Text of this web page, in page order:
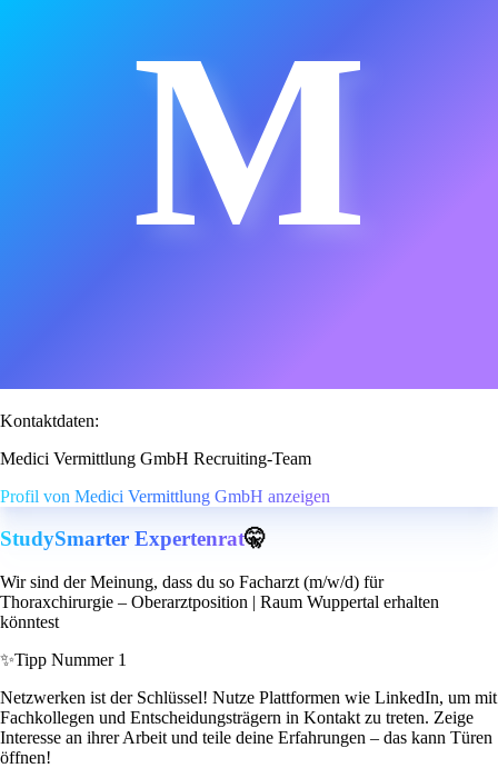
M
Kontaktdaten:
Medici Vermittlung GmbH Recruiting-Team
Profil von Medici Vermittlung GmbH anzeigen
StudySmarter Expertenrat🤫
Wir sind der Meinung, dass du so Facharzt (m/w/d) für
Thoraxchirurgie – Oberarztposition | Raum Wuppertal erhalten
könntest
✨Tipp Nummer 1
Netzwerken ist der Schlüssel! Nutze Plattformen wie LinkedIn, um mit
Fachkollegen und Entscheidungsträgern in Kontakt zu treten. Zeige
Interesse an ihrer Arbeit und teile deine Erfahrungen – das kann Türen
öffnen!